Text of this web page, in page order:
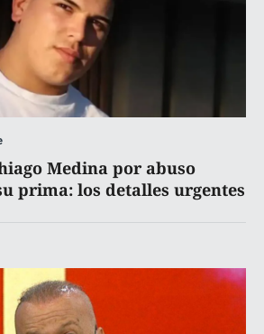
Medina por abuso
prima: los detalles urgentes